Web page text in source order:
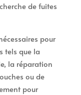
de fuites
pour
tels que la
la réparation
ou de
pour